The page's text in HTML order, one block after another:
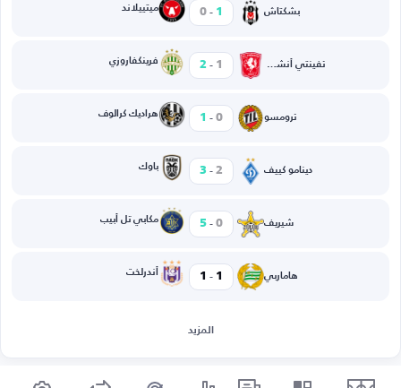
بشكتاش 1
-
0 ميتييلاند
تفينتي أنشخيده 1
-
2 فرينكفاروزي
ترومسو 0
-
1 هراديك كرالوف
دينامو كييف 2
-
3 باوك
شيريف 0
-
5 مكابي تل أبيب
هاماربي 1
-
1 أندرلخت
المزيد